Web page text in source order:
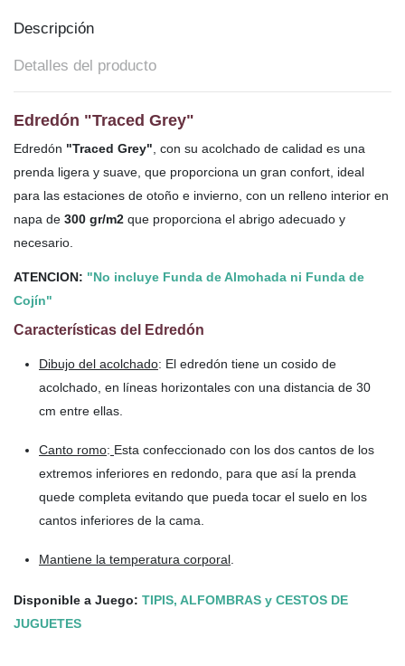
Descripción
Detalles del producto
Edredón "Traced Grey"
Edredón "Traced Grey", con su acolchado de calidad es una
prenda ligera y suave, que proporciona un gran confort, ideal
para las estaciones de otoño e invierno, con un relleno interior en
napa de 300 gr/m2 que proporciona el abrigo adecuado y
necesario.
ATENCION: "No incluye Funda de Almohada ni Funda de
Cojín"
Características del Edredón
Dibujo del acolchado: El edredón tiene un cosido de
acolchado, en líneas horizontales con una distancia de 30
cm entre ellas.
Canto romo: Esta confeccionado con los dos cantos de los
extremos inferiores en redondo, para que así la prenda
quede completa evitando que pueda tocar el suelo en los
cantos inferiores de la cama.
Mantiene la temperatura corporal
Disponible a Juego: TIPIS, ALFOMBRAS y CESTOS DE
JUGUETES